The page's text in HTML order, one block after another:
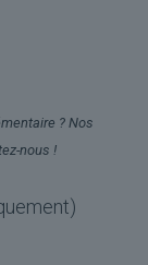
? Nos
nous !